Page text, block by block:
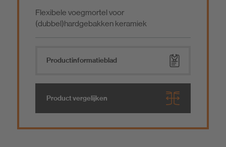
Flexibele voegmortel voor
(dubbel)hardgebakken keramiek
Product­informatieblad
Product vergelijken